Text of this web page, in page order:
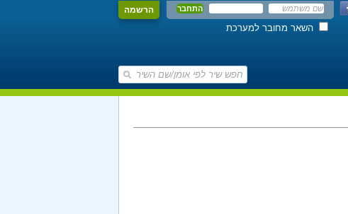
הרשמה
השאר מחובר למערכת